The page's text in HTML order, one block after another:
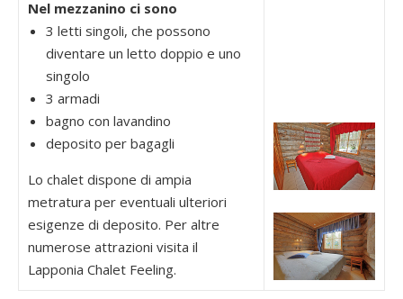
Nel mezzanino ci sono
3 letti singoli, che possono
diventare un letto doppio e uno
singolo
3 armadi
bagno con lavandino
deposito per bagagli
Lo chalet dispone di ampia
metratura per eventuali ulteriori
esigenze di deposito. Per altre
numerose attrazioni visita il
Lapponia Chalet Feeling.